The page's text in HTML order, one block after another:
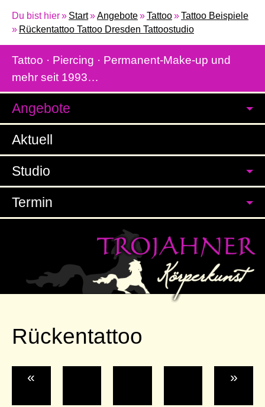
Du bist hier Start Angebote Tattoo
Tattoo Beispiele
Rückentattoo Tattoo Dresden Tattoostudio
Tattoo · Piercing · Permanent-Make-up und
mehr seit 1993…
Angebote
Aktuell
Studio
Termin
Rückentattoo
« »